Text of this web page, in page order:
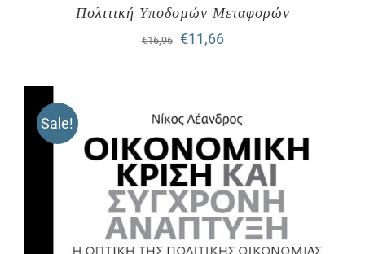
Πολιτική Υποδοµών Μεταφορών
€16,96
Original
€16,96.
€11,66Η
είναι:
€11,66.
Sale!